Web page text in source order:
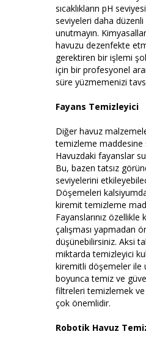
sıcaklıkların pH
seviyeleri daha
unutmayın.
havuzu dezenfekte
gerektiren bir işlemi
için bir profesyonel
süre yüzmemenizi
Fayans Temizleyici
Diğer havuz
temizleme maddesine
Havuzdaki fayanslar
Bu, bazen tatsız
seviyelerini
Döşemeleri
kiremit temizleme
Fayanslarınız
çalışması yapmadan
düşünebilirsiniz. Aksi
miktarda temizleyici
kiremitli döşemeler ile
boyunca temiz ve
filtreleri temizlemek
çok önemlidir.
Robotik Havuz